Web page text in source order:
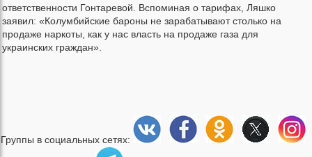
ответственности Гонтаревой. Вспоминая о тарифах, Ляшко
заявил: «Колумбийские бароны не зарабатывают столько на
продаже наркоты, как у нас власть на продаже газа для
украинских граждан».
Группы в социальных сетях: